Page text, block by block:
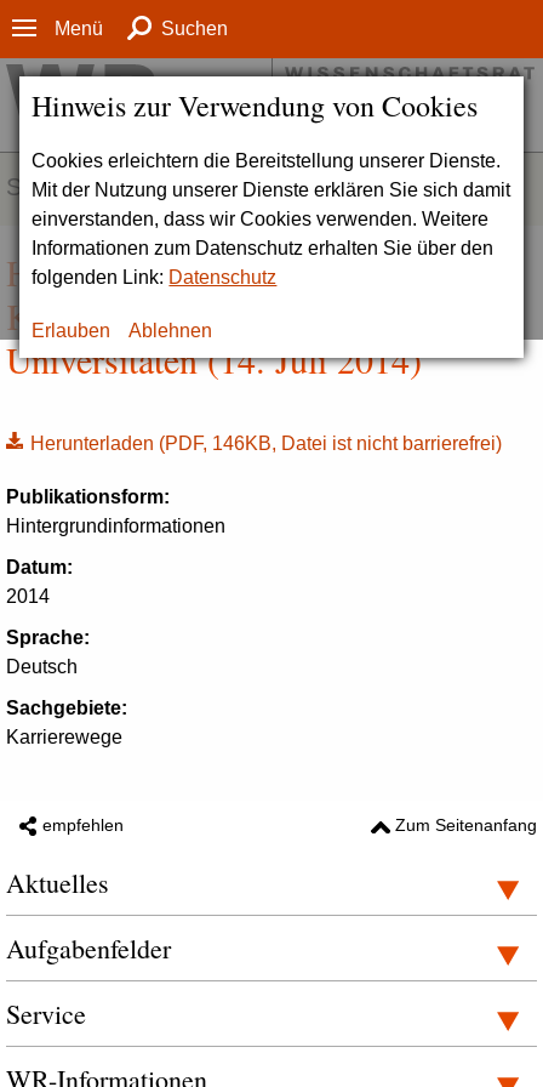
Hinweis zur Verwendung von Cookies
Cookies erleichtern die Bereitstellung unserer Dienste.
Mit der Nutzung unserer Dienste erklären Sie sich damit
einverstanden, dass wir Cookies verwenden. Weitere
Informationen zum Datenschutz erhalten Sie über den
folgenden Link: Datenschutz
Erlauben Ablehnen
Menü Suchen
SERVICE
Hintergrundinformation zur
Karrierezielen und -wegen an
Universitäten (14. Juli 2014)
Herunterladen (PDF, 146KB, Datei ist nicht barrierefrei)
Publikationsform:
Hintergrundinformationen
Datum:
2014
Sprache:
Deutsch
Sachgebiete:
Karrierewege
empfehlen Zum Seitenanfang
Aktuelles
Aufgabenfelder
Service
WR-Informationen